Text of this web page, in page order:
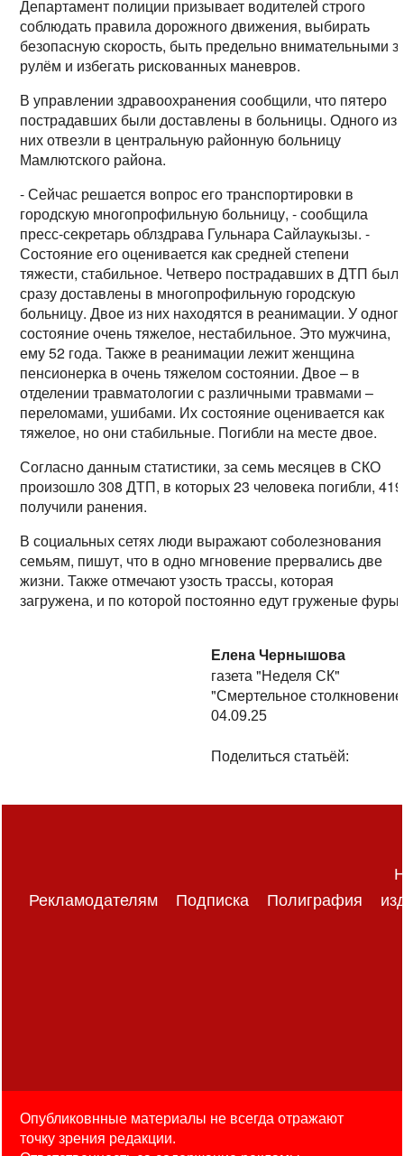
Департамент полиции призывает водителей строго
соблюдать правила дорожного движения, выбирать
безопасную скорость, быть предельно внимательными
рулём и избегать рискованных маневров.
В управлении здравоохранения сообщили, что пятеро
пострадавших были доставлены в больницы. Одного из
них отвезли в центральную районную больницу
Мамлютского района.
- Сейчас решается вопрос его транспортировки в
городскую многопрофильную больницу, - сообщила
пресс-секретарь облздрава Гульнара Сайлаукызы. -
Состояние его оценивается как средней степени
тяжести, стабильное. Четверо пострадавших в ДТП
сразу доставлены в многопрофильную городскую
больницу. Двое из них находятся в реанимации. У
состояние очень тяжелое, нестабильное. Это мужчина,
ему 52 года. Также в реанимации лежит женщина
пенсионерка в очень тяжелом состоянии. Двое – в
отделении травматологии с различными травмами –
переломами, ушибами. Их состояние оценивается как
тяжелое, но они стабильные. Погибли на месте двое.
Согласно данным статистики, за семь месяцев в СКО
произошло 308 ДТП, в которых 23 человека погибли, 419
получили ранения.
В социальных сетях люди выражают соболезнования
семьям, пишут, что в одно мгновение прервались две
жизни. Также отмечают узость трассы, которая
загружена, и по которой постоянно едут груженые фуры.
Елена Чернышова
газета "Неделя СК"
"Смертельное
04.09.25
Поделиться статьёй:
Рекламодателям Подписка Полиграфия
Опубликовнные материалы не всегда отражают
точку зрения редакции.